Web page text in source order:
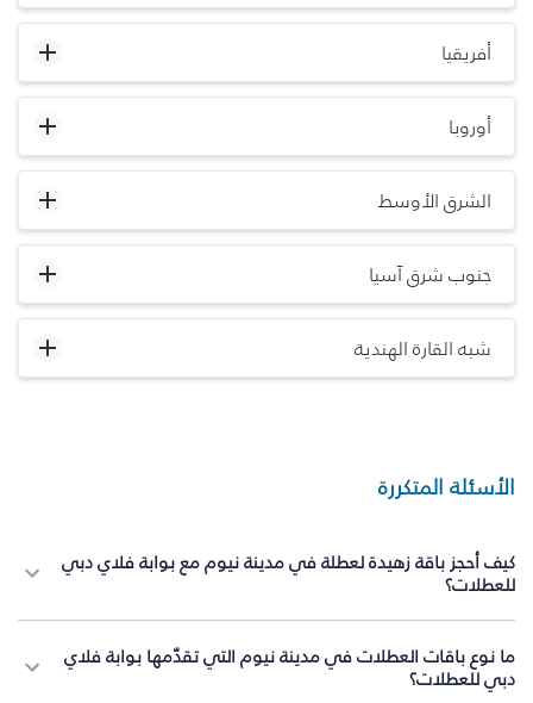
أفريقيا
أوروبا
الشرق الأوسط
جنوب شرق آسيا
شبه القارة الهندية
الأسئلة المتكررة
كيف أحجز باقة زهيدة لعطلة في مدينة نيوم مع بوابة فلاي دبي
للعطلات؟
ما نوع باقات العطلات في مدينة نيوم التي تقدّمها بوابة فلاي
دبي للعطلات؟